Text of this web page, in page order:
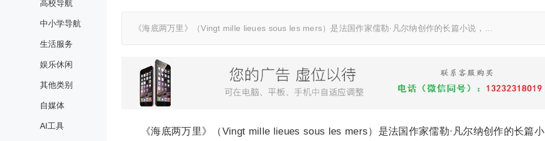
高校导航
中小学导航
生活服务
娱乐休闲
其他类别
自媒体
AI工具
《海底两万里》（Vingt mille lieues sous les mers）是法国作家儒勒·凡尔纳创作的长篇小说，…
《海底两万里》（Vingt mille lieues sous les mers）是法国作家儒勒·凡尔纳创作的长篇小